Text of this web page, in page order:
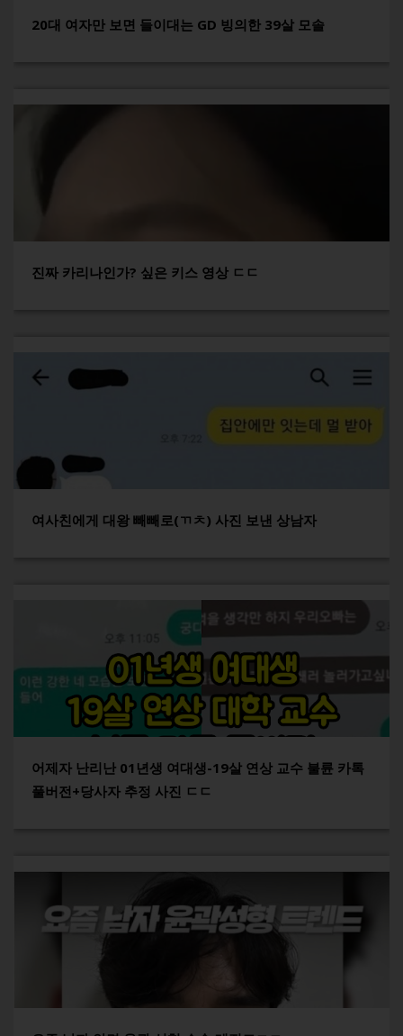
20대 여자만 보면 들이대는 GD 빙의한 39살 모솔
진짜 카리나인가? 싶은 키스 영상 ㄷㄷ
여사친에게 대왕 빼빼로(ㄲㅊ) 사진 보낸 상남자
어제자 난리난 01년생 여대생-19살 연상 교수 불륜 카톡
풀버전+당사자 추정 사진 ㄷㄷ